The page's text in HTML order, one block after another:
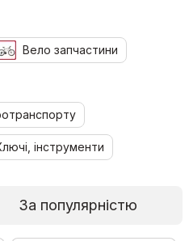
Вело запчастини
інструменти
За популярністю